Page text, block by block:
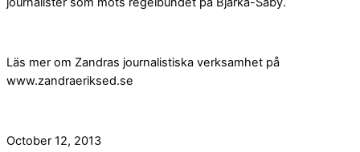
Läs mer om Zandras journalistiska verksamhet på
www.zandraeriksed.se
October 12, 2013